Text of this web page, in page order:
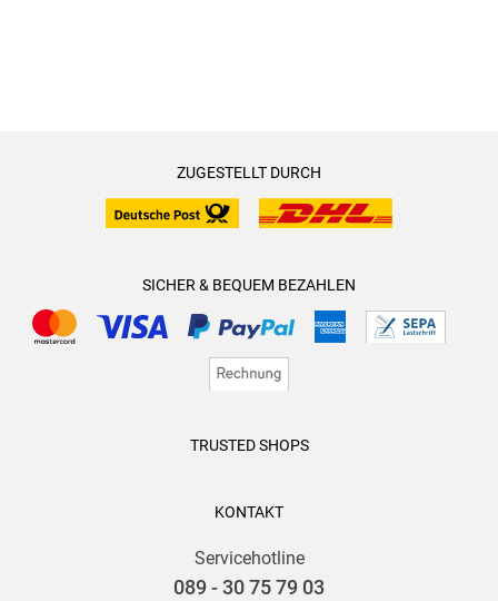
ZUGESTELLT DURCH
SICHER & BEQUEM BEZAHLEN
TRUSTED SHOPS
KONTAKT
Servicehotline
089 - 30 75 79 03